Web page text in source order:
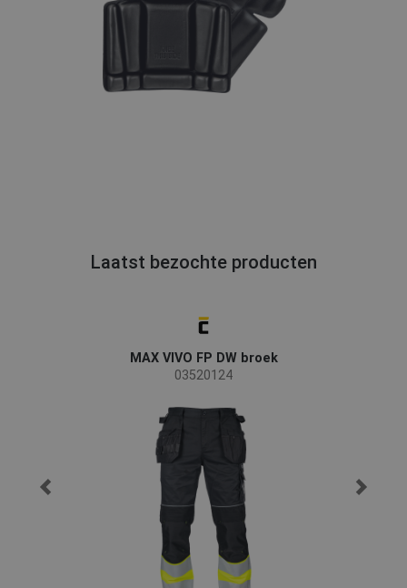
Laatst bezochte producten
MAX VIVO FP DW broek
03520124